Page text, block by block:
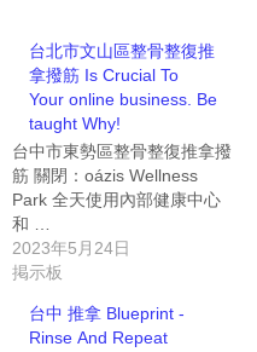
台北市文山區整骨整復推
拿撥筋 Is Crucial To
Your online business. Be
taught Why!
台中市東勢區整骨整復推拿撥
筋 關閉：oázis Wellness
Park 全天使用內部健康中心
和 …
2023年5月24日
掲示板
台中 推拿 Blueprint -
Rinse And Repeat